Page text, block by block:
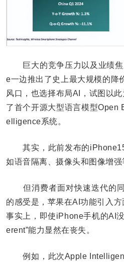
巨大的竞争压力以及业绩焦
e一边推出了史上最大规模的降
风口，也选择布局AI，试图以
了首个开源大型语言模型Open
elligence系统。
其实，此前发布的iPhone15
如语音隔离、摄像头和图像增强
但消费者面对快速迭代的同
的感受是，苹果在AI功能引入方
事实上，即使iPhone手机的AI
erent”能力显然在丧失。
例如，此次Apple